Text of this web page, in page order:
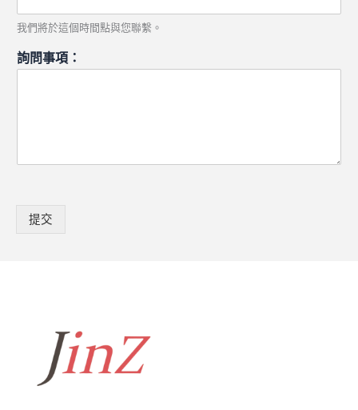
我們將於這個時間點與您聯繫。
詢問事項：
提交